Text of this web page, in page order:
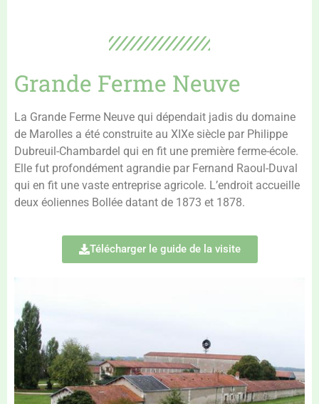
Grande Ferme Neuve
La Grande Ferme Neuve qui dépendait jadis du domaine
de Marolles a été construite au XIXe siècle par Philippe
Dubreuil-Chambardel qui en fit une première ferme-école.
Elle fut profondément agrandie par Fernand Raoul-Duval
qui en fit une vaste entreprise agricole. L’endroit accueille
deux éoliennes Bollée datant de 1873 et 1878.
Télécharger le guide de la visite